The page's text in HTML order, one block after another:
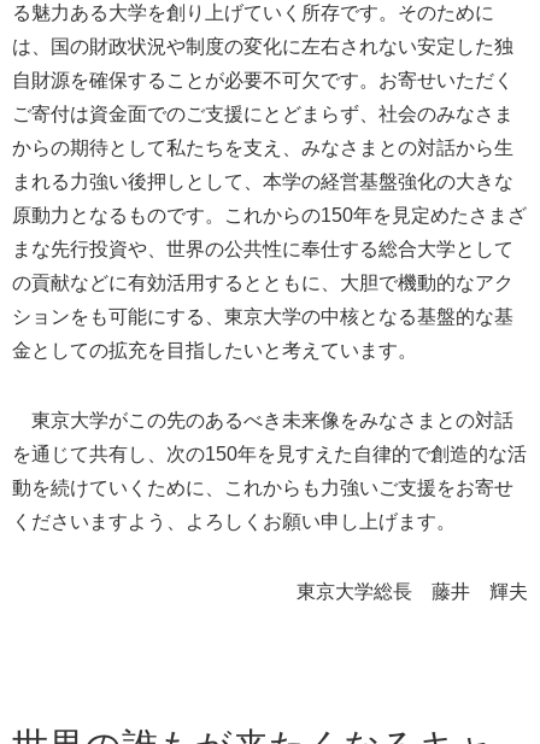
る魅力ある大学を創り上げていく所存です。そのために
は、国の財政状況や制度の変化に左右されない安定した独
自財源を確保することが必要不可欠です。お寄せいただく
ご寄付は資金面でのご支援にとどまらず、社会のみなさま
からの期待として私たちを支え、みなさまとの対話から生
まれる力強い後押しとして、本学の経営基盤強化の大きな
原動力となるものです。これからの150年を見定めたさまざ
まな先行投資や、世界の公共性に奉仕する総合大学として
の貢献などに有効活用するとともに、大胆で機動的なアク
ションをも可能にする、東京大学の中核となる基盤的な基
金としての拡充を目指したいと考えています。
東京大学がこの先のあるべき未来像をみなさまとの対話
を通じて共有し、次の150年を見すえた自律的で創造的な活
動を続けていくために、これからも力強いご支援をお寄せ
くださいますよう、よろしくお願い申し上げます。
東京大学総長 藤井 輝夫